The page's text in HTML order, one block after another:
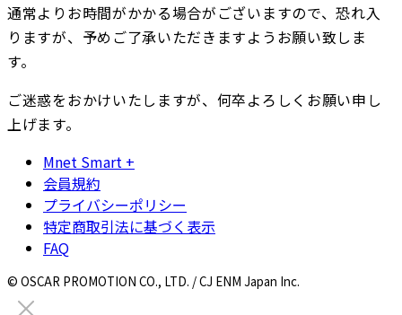
通常よりお時間がかかる場合がございますので、恐れ入
りますが、予めご了承いただきますようお願い致しま
す。
ご迷惑をおかけいたしますが、何卒よろしくお願い申し
上げます。
Mnet Smart +
会員規約
プライバシーポリシー
特定商取引法に基づく表示
FAQ
© OSCAR PROMOTION CO., LTD. / CJ ENM Japan Inc.